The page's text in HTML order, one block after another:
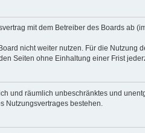
mit dem Betreiber des Boards ab
nicht weiter nutzen. Für die
Seiten ohne Einhaltung einer Frist
und räumlich unbeschränktes und
Nutzungsvertrages bestehen.